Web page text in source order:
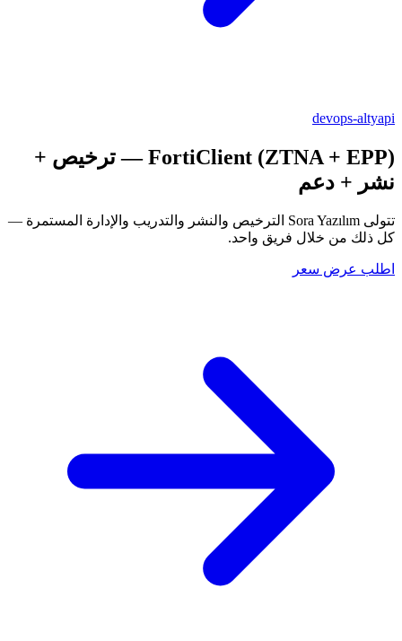
devops-altyapi
FortiClient (ZTNA + EPP) — ترخيص +
نشر + دعم
تتولى Sora Yazılım الترخيص والنشر والتدريب والإدارة المستمرة —
كل ذلك من خلال فريق واحد.
اطلب عرض سعر